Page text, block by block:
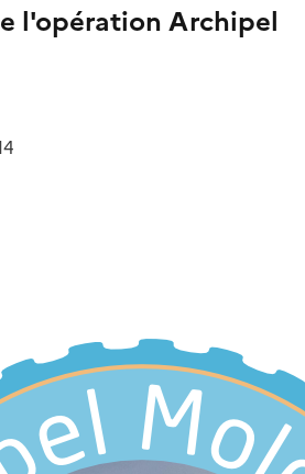
l'opération Archipel